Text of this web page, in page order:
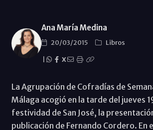
Ana María Medina
20/03/2015
Libros
X
La Agrupación de Cofradías de
Málaga acogió en la tarde del jueves
festividad de San José, la
publicación de Fernando Cordero. En